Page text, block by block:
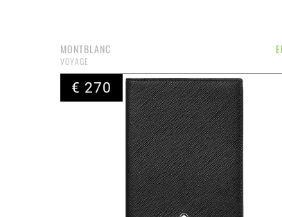
MONTBLANC
VOYAGE
€ 270